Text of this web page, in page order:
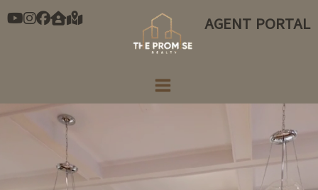
콘
너
AGENT PORTAL